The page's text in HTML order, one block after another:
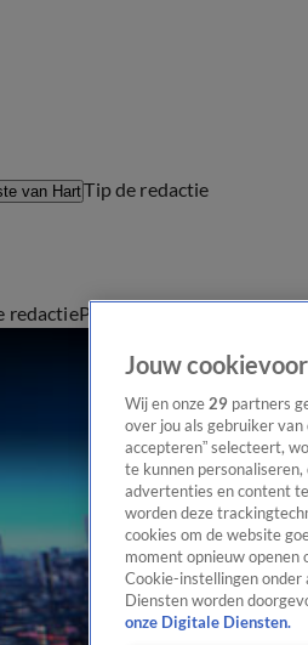
van HartTip de redactie
redactiePanel
Jouw
Wij en onze 29 partners
over jou als gebruiker van
accepteren” selecteert,
te kunnen
advertenties en content
worden deze
cookies om de website
moment opnieuw openen
Cookie-instellingen onder
Diensten worden
onze Digitale Diensten.